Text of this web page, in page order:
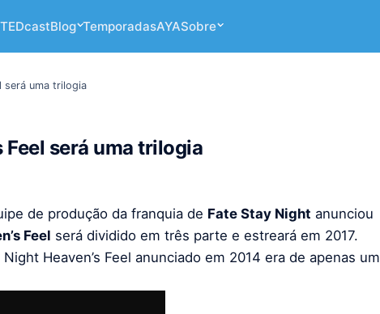
Blog TemporadasAYASobre
será uma trilogia
Feel será uma trilogia
de produção da franquia de Fate Stay Night anunciou
Feel será dividido em três parte e estreará em 2017.
Heaven’s Feel anunciado em 2014 era de apenas um